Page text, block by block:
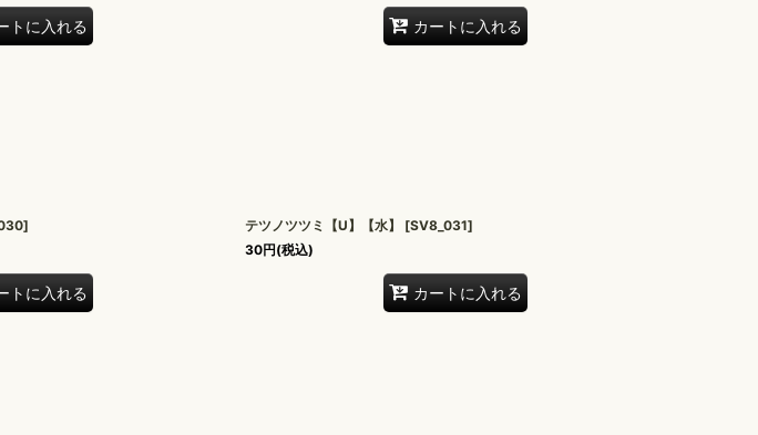
トに入れる カートに入れる
]
トに入れる
テツノツツミ【U】【水】 [SV8_031]
30円(税込)
カートに入れる